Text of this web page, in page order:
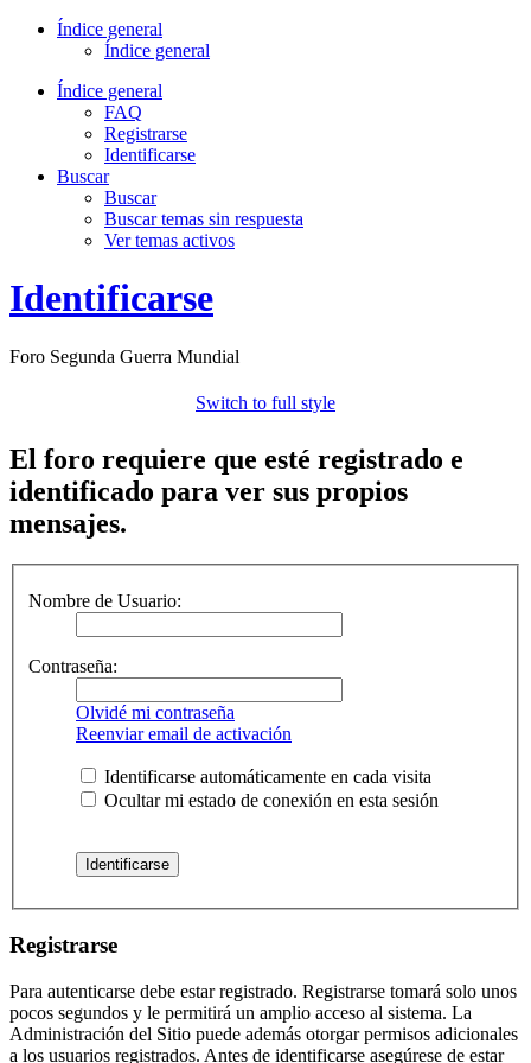
Índice general
Índice general
Índice general
FAQ
Registrarse
Identificarse
Buscar
Buscar
Buscar temas sin respuesta
Ver temas activos
Identificarse
Foro Segunda Guerra Mundial
Switch to full style
El foro requiere que esté registrado e
identificado para ver sus propios
mensajes.
Nombre de Usuario:
Contraseña:
Olvidé mi contraseña
Reenviar email de activación
Identificarse automáticamente en cada visita
Ocultar mi estado de conexión en esta sesión
Registrarse
Para autenticarse debe estar registrado. Registrarse tomará solo unos
pocos segundos y le permitirá un amplio acceso al sistema. La
Administración del Sitio puede además otorgar permisos adicionales
a los usuarios registrados. Antes de identificarse asegúrese de estar